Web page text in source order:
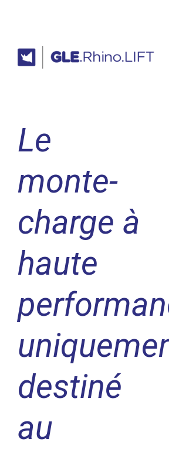
Le
monte-
charge à
haute
destiné
au